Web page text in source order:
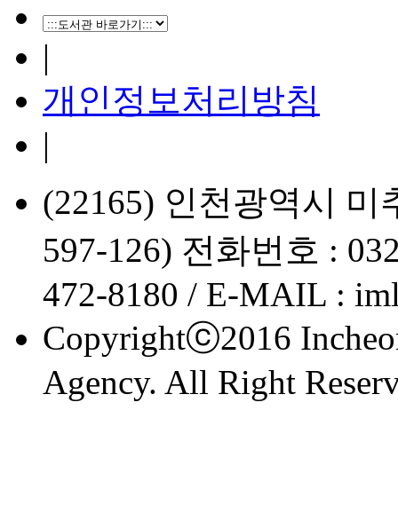
|
개인정보처리방침
|
(22165) 인천광역시 미
597-126) 전화번호 :
472-8180 / E-MAIL :
Copyrightⓒ2016
Agency. All Right